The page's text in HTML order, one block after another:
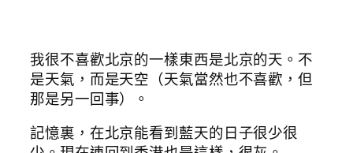
我很不喜歡北京的一樣東西是北京的天。不
是天氣，而是天空（天氣當然也不喜歡，但
那是另一回事）。
記憶裏，在北京能看到藍天的日子很少很